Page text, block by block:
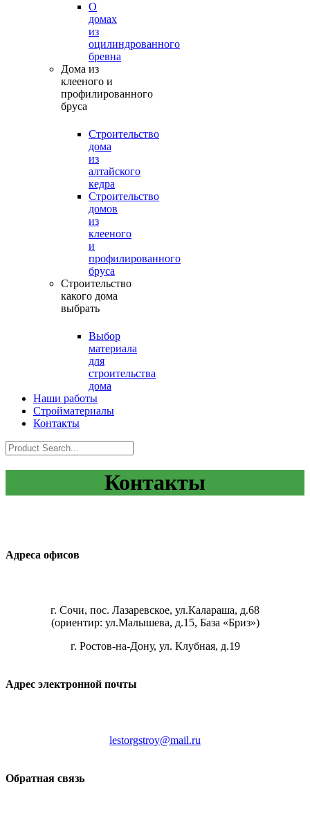
О
домах
из
оцилиндрованного
бревна
Дома из
клееного и
профилированного
бруса
Строительство
дома
из
алтайского
кедра
Строительство
домов
из
клееного
и
профилированного
бруса
Строительство
какого дома
выбрать
Выбор
материала
для
строительства
дома
Наши работы
Стройматериалы
Контакты
Контакты
Адреса офисов
г. Сочи, пос. Лазаревское, ул.Калараша, д.68
(ориентир: ул.Малышева, д.15, База «Бриз»)
г. Ростов-на-Дону, ул. Клубная, д.19
Адрес электронной почты
lestorgstroy@mail.ru
Обратная связь